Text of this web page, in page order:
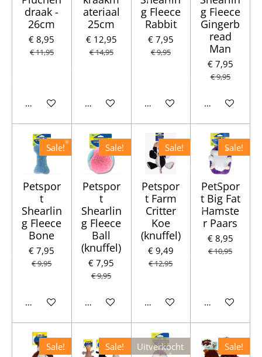
draak -
26cm
€ 8,95
€ 11,95
In winkelwagen
ateriaal
25cm
€ 12,95
€ 14,95
In winkelwagen
g Fleece
Rabbit
€ 7,95
€ 9,95
In winkelwagen
g Fleece
Gingerb
read
Man
€ 7,95
€ 9,95
In
Sale!
Petspor
t
Shearlin
g Fleece
Bone
€ 7,95
€ 9,95
In winkelwagen
Sale!
Petspor
t
Shearlin
g Fleece
Ball
(knuffel)
€ 7,95
€ 9,95
In winkelwagen
Sale!
Petspor
t Farm
Critter
Koe
(knuffel)
€ 9,49
€ 12,95
In winkelwagen
Sale!
PetSpor
t Big Fat
Hamste
r Paars
€ 8,95
€ 10,95
In
Sale! Sale! Uitverkocht Sale!